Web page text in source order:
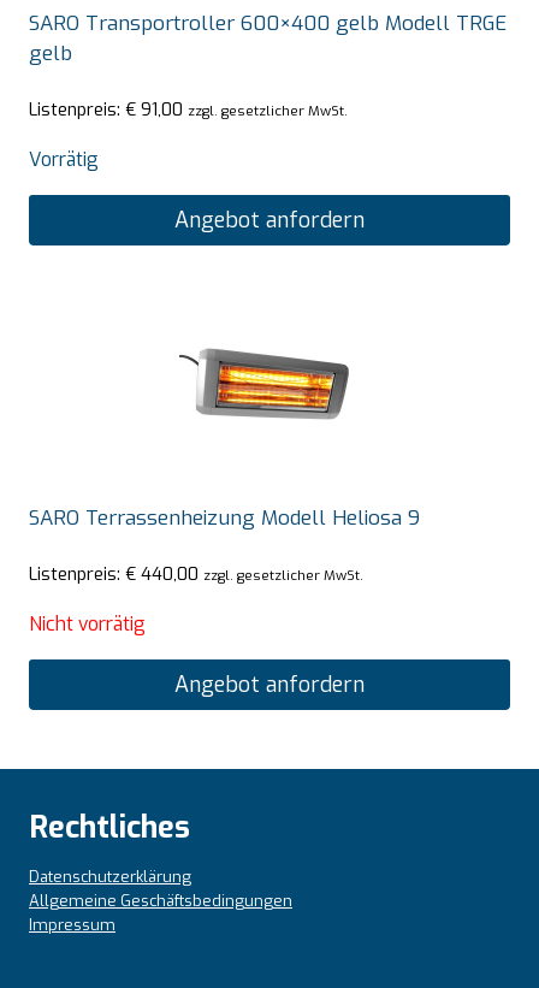
SARO Transportroller 600×400 gelb Modell TRGE
gelb
Listenpreis: € 91,00 zzgl. gesetzlicher MwSt.
Vorrätig
Angebot anfordern
SARO Terrassenheizung Modell Heliosa 9
Listenpreis: € 440,00 zzgl. gesetzlicher MwSt.
Nicht vorrätig
Angebot anfordern
Rechtliches
Datenschutzerklärung
Allgemeine Geschäftsbedingungen
Impressum